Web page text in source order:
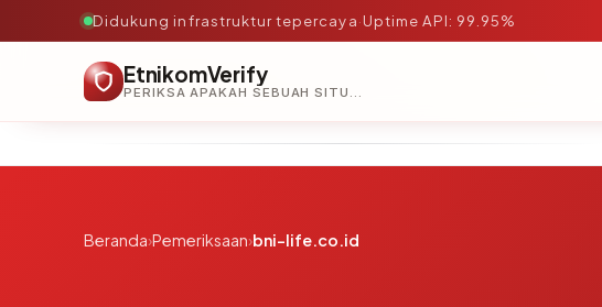
Didukung infrastruktur tepercaya·Uptime API: 99.95%
EtnikomVerify
PERIKSA APAKAH SEBUAH SITUS AMAN, TEPERCAYA, DAN TERVERIFIKASI DALAM HITUNGAN DETIK.
Beranda›Pemeriksaan›bni-life.co.id